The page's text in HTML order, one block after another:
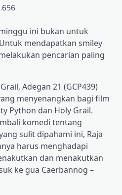
ini bukan untuk
mendapatkan smiley
pencarian paling
Adegan 21 (GCP439)
menyenangkan bagi film
Python dan Holy Grail.
komedi tentang
sulit dipahami ini, Raja
harus menghadapi
dan menakutkan
ke gua Caerbannog –